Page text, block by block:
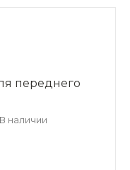
переднего
В наличии